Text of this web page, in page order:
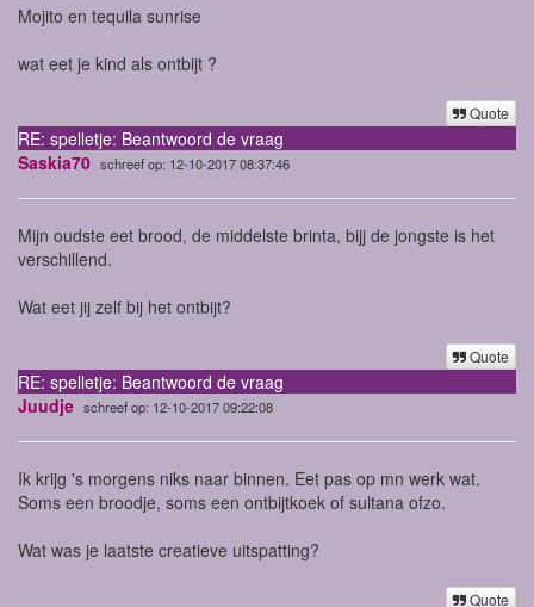
Mojito en tequila sunrise
wat eet je kind als ontbijt ?
Quote
RE: spelletje: Beantwoord de vraag
Saskia70 schreef op: 12-10-2017 08:37:46
Mijn oudste eet brood, de middelste brinta, bijj de jongste is het
verschillend.
Wat eet jij zelf bij het ontbijt?
Quote
RE: spelletje: Beantwoord de vraag
Juudje schreef op: 12-10-2017 09:22:08
Ik krijg 's morgens niks naar binnen. Eet pas op mn werk wat.
Soms een broodje, soms een ontbijtkoek of sultana ofzo.
Wat was je laatste creatieve uitspatting?
Quote